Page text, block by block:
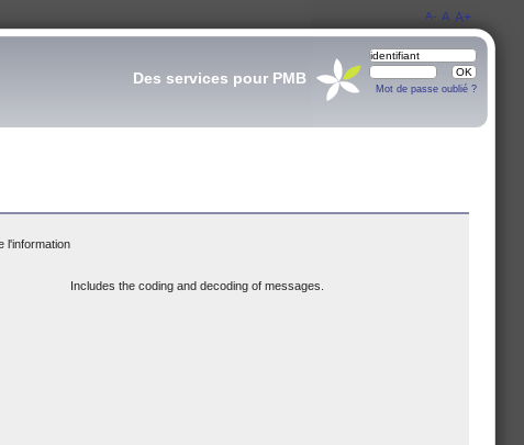
Des services pour PMB
l'information
Includes the coding and decoding of messages.
A- A A+
Mot de passe oublié ?